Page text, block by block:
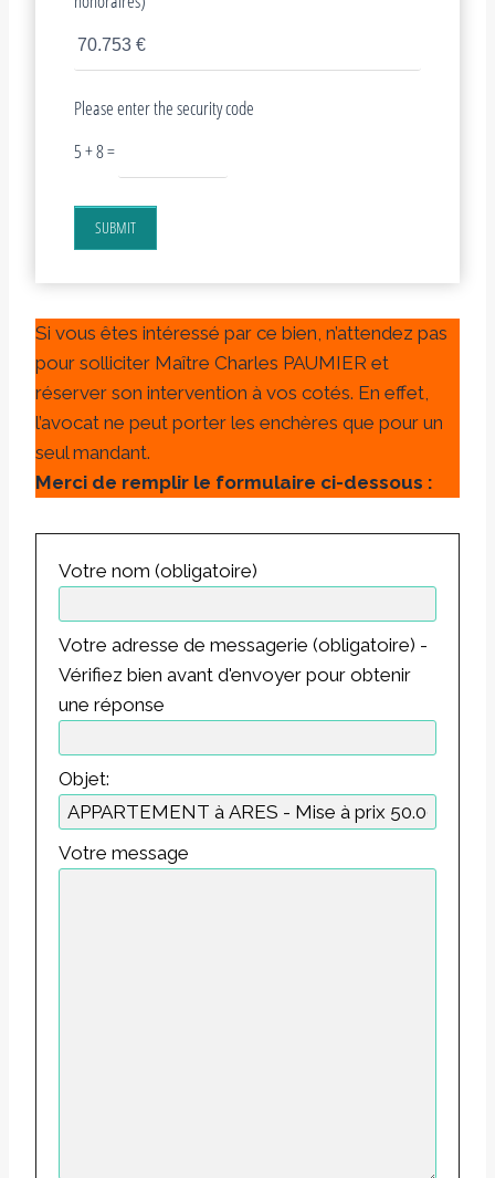
Please enter the security code
5 + 8 =
SUBMIT
Si vous êtes intéressé par ce bien, n’attendez pas
pour solliciter Maître Charles PAUMIER et
réserver son intervention à vos cotés. En effet,
l’avocat ne peut porter les enchères que pour un
seul mandant.
Merci de remplir le formulaire ci-dessous :
Votre nom (obligatoire)
Votre adresse de messagerie (obligatoire) -
Vérifiez bien avant d'envoyer pour obtenir
une réponse
Objet:
Votre message